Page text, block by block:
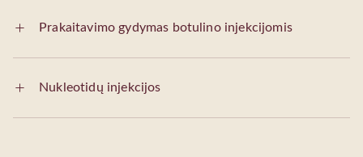
Prakaitavimo gydymas botulino injekcijomis
Nukleotidų injekcijos